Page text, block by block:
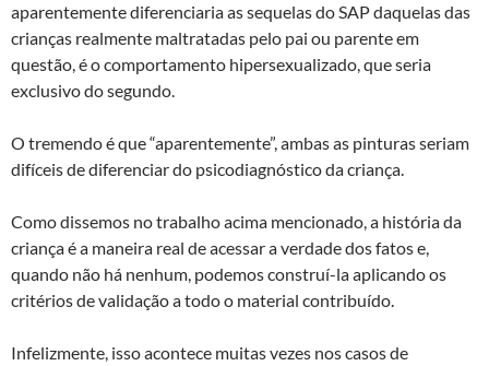
aparentemente diferenciaria as sequelas do SAP daquelas das
crianças realmente maltratadas pelo pai ou parente em
questão, é o comportamento hipersexualizado, que seria
exclusivo do segundo.
O tremendo é que “aparentemente”, ambas as pinturas seriam
difíceis de diferenciar do psicodiagnóstico da criança.
Como dissemos no trabalho acima mencionado, a história da
criança é a maneira real de acessar a verdade dos fatos e,
quando não há nenhum, podemos construí-la aplicando os
critérios de validação a todo o material contribuído.
Infelizmente, isso acontece muitas vezes nos casos de